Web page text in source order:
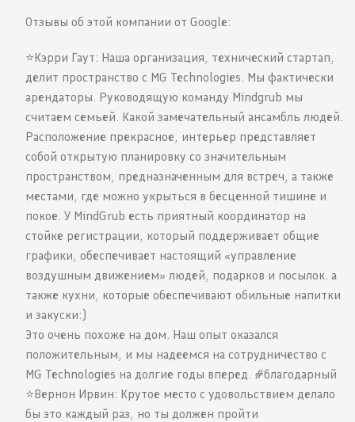
Отзывы об этой компании от Google:
⭐️Кэрри Гаут: Наша организация, технический стартап,
делит пространство с MG Technologies. Мы фактически
арендаторы. Руководящую команду Mindgrub мы
считаем семьей. Какой замечательный ансамбль людей.
Расположение прекрасное, интерьер представляет
собой открытую планировку со значительным
пространством, предназначенным для встреч, а также
местами, где можно укрыться в бесценной тишине и
покое. У MindGrub есть приятный координатор на
стойке регистрации, который поддерживает общие
графики, обеспечивает настоящий «управление
воздушным движением» людей, подарков и посылок. а
также кухни, которые обеспечивают обильные напитки
и закуски:)
Это очень похоже на дом. Наш опыт оказался
положительным, и мы надеемся на сотрудничество с
MG Technologies на долгие годы вперед. #благодарный
⭐️Вернон Ирвин: Крутое место с удовольствием делало
бы это каждый раз, но ты должен пройти